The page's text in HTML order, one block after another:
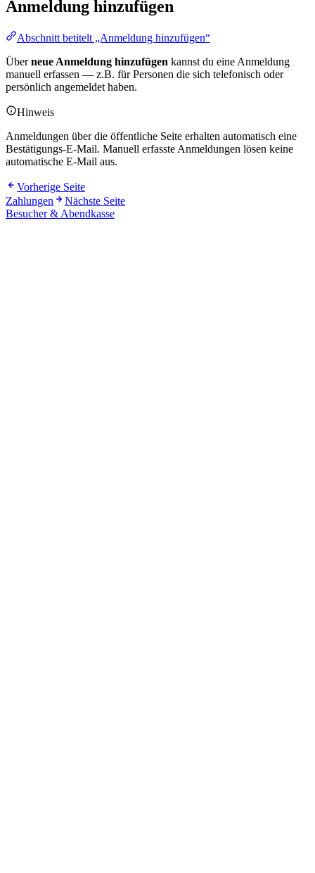
Anmeldung hinzufügen
Abschnitt betitelt „Anmeldung hinzufügen“
Überneue Anmeldung hinzufügen kannst du eine Anmeldung
manuell erfassen — z.B. für Personen die sich telefonisch oder
persönlich angemeldet haben.
Hinweis
Anmeldungen über die öffentliche Seite erhalten automatisch eine
Bestätigungs-E-Mail. Manuell erfasste Anmeldungen lösen keine
automatische E-Mail aus.
Vorherige Seite
Zahlungen
Nächste Seite
Besucher & Abendkasse